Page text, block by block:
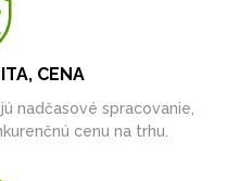
CENA
nadčasové spracovanie,
cenu na trhu.